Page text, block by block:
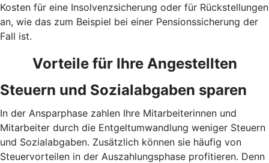
Kosten für eine Insolvenzsicherung oder für Rückstellungen
an, wie das zum Beispiel bei einer Pensionssicherung der
Fall ist.
Vorteile für Ihre Angestellten
Steuern und Sozialabgaben sparen
In der Ansparphase zahlen Ihre Mitarbeiterinnen und
Mitarbeiter durch die Entgeltumwandlung weniger Steuern
und Sozialabgaben. Zusätzlich können sie häufig von
Steuervorteilen in der Auszahlungsphase profitieren. Denn